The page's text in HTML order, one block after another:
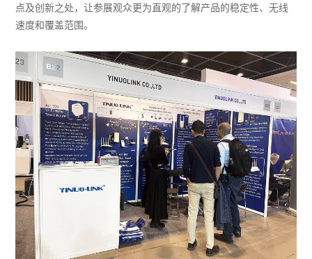
点及创新之处，让参展观众更为直观的了解产品的稳定性、无线
速度和覆盖范围。